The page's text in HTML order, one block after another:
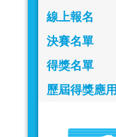
線上報名
決賽名單
得獎名單
歷屆得獎應用